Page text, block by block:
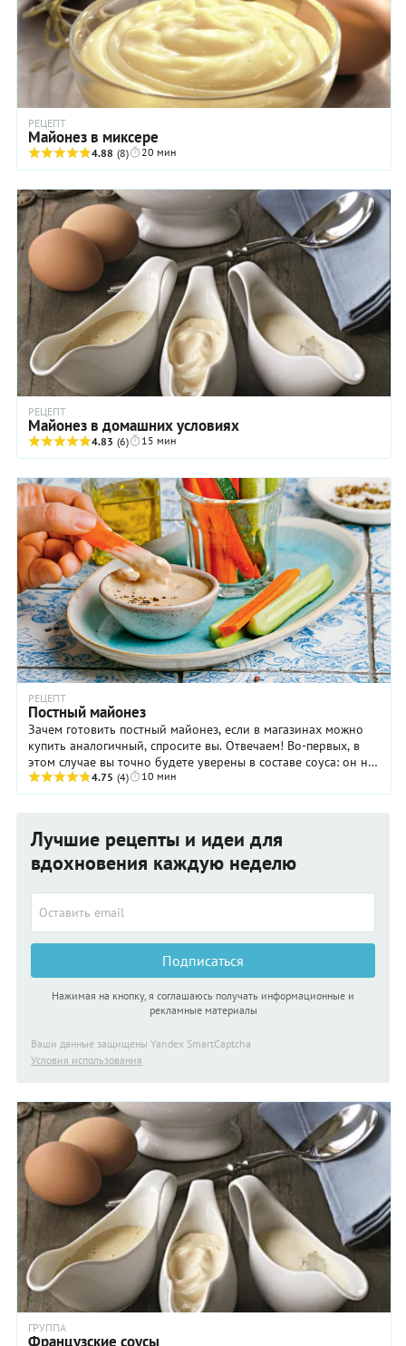
РЕЦЕПТ
Майонез в миксере
4.88 (8) 20 мин
РЕЦЕПТ
Майонез в домашних условиях
4.83 (6) 15 мин
РЕЦЕПТ
Постный майонез
Зачем готовить постный майонез, если в магазинах можно
купить аналогичный, спросите вы. Отвечаем! Во-первых, в
этом случае вы точно будете уверены в составе соуса: он не
будет содержать вредных ...
4.75 (4) 10 мин
Лучшие рецепты и идеи для
вдохновения каждую неделю
Подписаться
Нажимая на кнопку, я соглашаюсь получать информационные и
рекламные материалы
Ваши данные защищены Yandex SmartCaptcha
Условия использования
ГРУППА
Французские соусы